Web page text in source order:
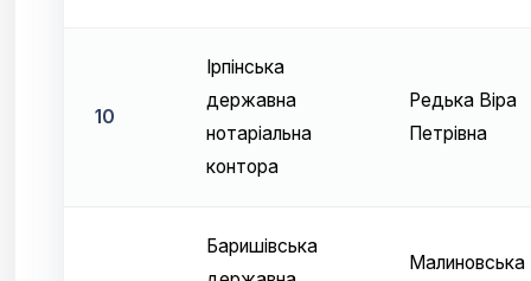
10
Ірпінська
державна
нотаріальна
контора
Редька Віра
Петрівна
Баришівська
Малиновська